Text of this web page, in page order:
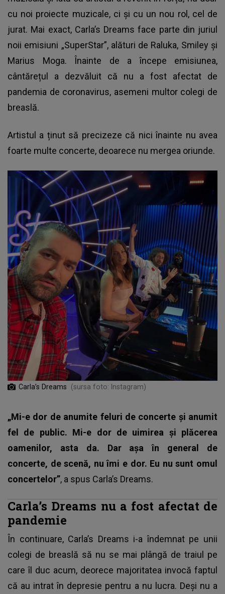
cu noi proiecte muzicale, ci și cu un nou rol, cel de
jurat. Mai exact, Carla’s Dreams face parte din juriul
noii emisiuni „SuperStar”, alături de Raluka, Smiley și
Marius Moga. Înainte de a începe emisiunea,
cântărețul a dezvăluit că nu a fost afectat de
pandemia de coronavirus, asemeni multor colegi de
breaslă.
Artistul a ținut să precizeze că nici înainte nu avea
foarte multe concerte, deoarece nu mergea oriunde.
Carla’s Dreams (sursa foto: Instagram)
„Mi-e dor de anumite feluri de concerte și anumit
fel de public. Mi-e dor de uimirea și plăcerea
oamenilor, asta da. Dar așa în general de
concerte, de scenă, nu îmi e dor. Eu nu sunt omul
concertelor”, a spus Carla’s Dreams.
Carla’s Dreams nu a fost afectat de
pandemie
În continuare, Carla’s Dreams i-a îndemnat pe unii
colegi de breaslă să nu se mai plângă de traiul pe
care îl duc acum, deorece majoritatea invocă faptul
că au intrat în depresie pentru a nu lucra. Deși nu a